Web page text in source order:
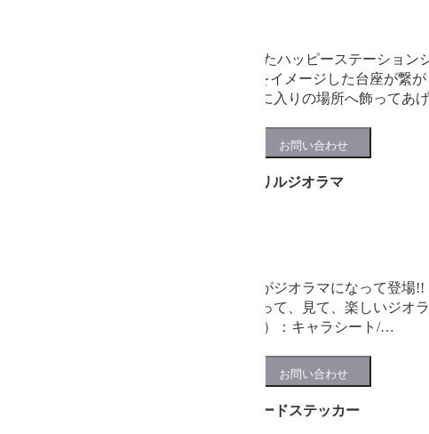
東京駅/一番街で販売したハッピーステーション
スタンドが登場♪ 線路をイメージした台座が繋
たキャラクターをお気に入りの場所へ飾ってあ
プチステーション アクリルジオラマ
かわいいプチキャラ達がジオラマになって登場
に入れ替えられる、飾って、見て、楽しいジオ
い サイズ（組み立て前）：キャラシート/…
プチステーション ICカードステッカー